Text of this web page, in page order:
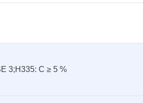
3;H335: C ≥ 5 %